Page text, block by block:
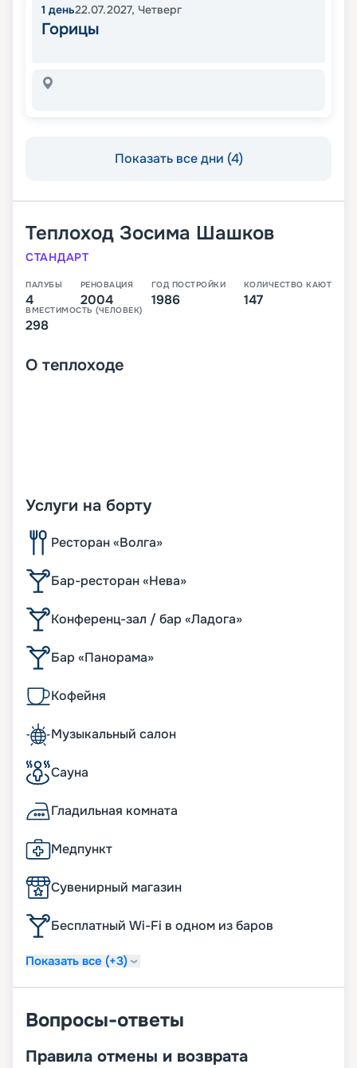
1 день22.07.2027, Четверг
Горицы
Показать все дни (4)
Теплоход Зосима Шашков
СТАНДАРТ
ПАЛУБЫ
4
РЕНОВАЦИЯ
2004
ГОД ПОСТРОЙКИ
1986
КОЛИЧЕСТВО КАЮТ
147
ВМЕСТИМОСТЬ (ЧЕЛОВЕК)
298
О теплоходе
Услуги на борту
Ресторан «Волга»
Бар-ресторан «Нева»
Конференц-зал / бар «Ладога»
Бар «Панорама»
Кофейня
Музыкальный салон
Сауна
Гладильная комната
Медпункт
Сувенирный магазин
Бесплатный Wi-Fi в одном из баров
Показать все (+3)
Вопросы-ответы
Правила отмены и возврата